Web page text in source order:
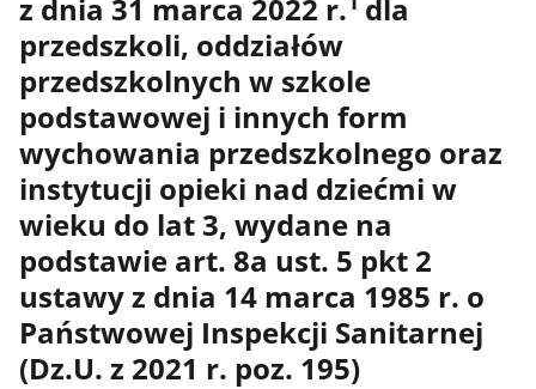
z dnia 31 marca 2022 r. dla
przedszkoli, oddziałów
przedszkolnych w szkole
podstawowej i innych form
wychowania przedszkolnego oraz
instytucji opieki nad dziećmi w
wieku do lat 3, wydane na
podstawie art. 8a ust. 5 pkt 2
ustawy z dnia 14 marca 1985 r. o
Państwowej Inspekcji Sanitarnej
(Dz.U. z 2021 r. poz. 195)